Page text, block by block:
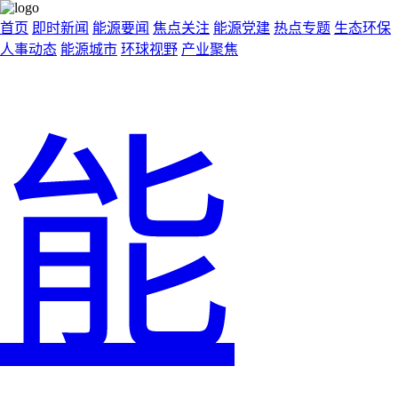
首页 即时新闻 能源要闻 焦点关注 能源党建 热点专题 生态环保
人事动态 能源城市 环球视野 产业聚焦
能